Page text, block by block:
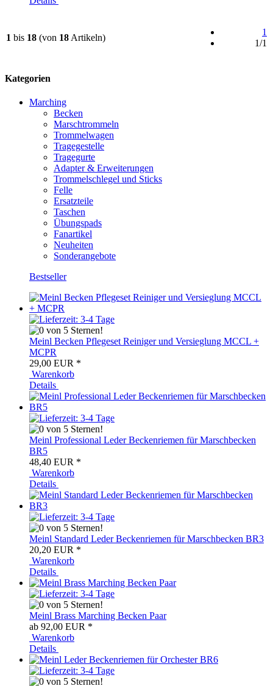
1 bis 18 (von 18 Artikeln)
1
1/1
Kategorien
Marching
Becken
Marschtrommeln
Trommelwagen
Tragegestelle
Tragegurte
Adapter & Erweiterungen
Trommelschlegel und Sticks
Felle
Ersatzteile
Taschen
Übungspads
Fanartikel
Neuheiten
Sonderangebote
Bestseller
Meinl Becken Pflegeset Reiniger und Versieglung MCCL +
MCPR
29,00 EUR *
Warenkorb
Details
Meinl Professional Leder Beckenriemen für Marschbecken
BR5
48,40 EUR *
Warenkorb
Details
Meinl Standard Leder Beckenriemen für Marschbecken BR3
20,20 EUR *
Warenkorb
Details
Meinl Brass Marching Becken Paar
ab 92,00 EUR *
Warenkorb
Details